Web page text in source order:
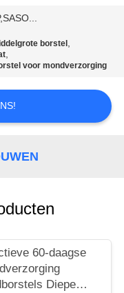
borstel ,
,
voor mondverzorging
60-daagse
Diepe